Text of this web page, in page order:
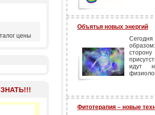
цены
Объятья новых энергий
идут
Фитотерапия – новые